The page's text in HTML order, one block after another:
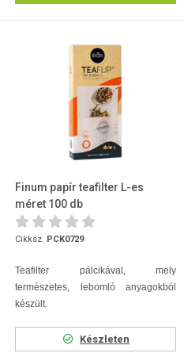
Finum papír teafilter L-es
méret 100 db
Cikksz. PCK0729
Teafilter pálcikával, mely
természetes, lebomló anyagokból
készült.
Készleten